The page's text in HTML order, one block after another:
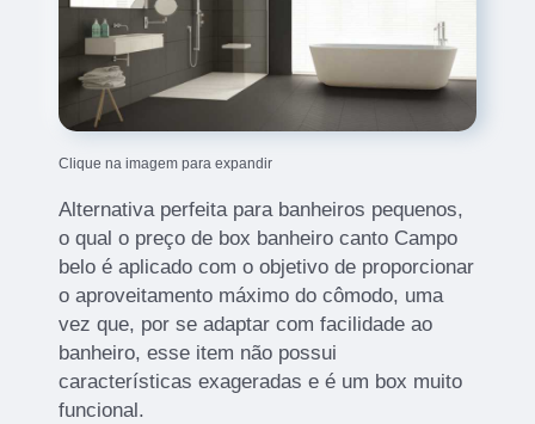
Clique na imagem para expandir
Alternativa perfeita para banheiros pequenos,
o qual o preço de box banheiro canto Campo
belo é aplicado com o objetivo de proporcionar
o aproveitamento máximo do cômodo, uma
vez que, por se adaptar com facilidade ao
banheiro, esse item não possui
características exageradas e é um box muito
funcional.